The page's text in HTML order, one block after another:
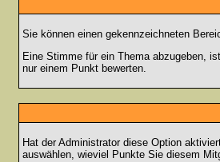
Sie können einen gekennzeichneten
Eine Stimme für ein Thema abzugeben,
nur einem Punkt bewerten.
Hat der Administrator diese Option
auswählen, wieviel Punkte Sie diesem